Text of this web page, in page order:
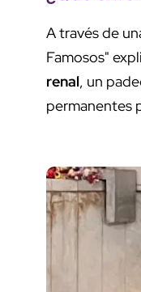
A través de
Famosos"
renal, un
permanentes